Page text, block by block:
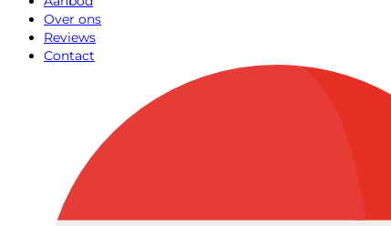
Over ons
Reviews
Contact